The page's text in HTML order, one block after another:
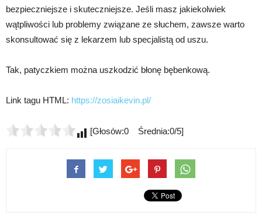
bezpieczniejsze i skuteczniejsze. Jeśli masz jakiekolwiek
wątpliwości lub problemy związane ze słuchem, zawsze warto
skonsultować się z lekarzem lub specjalistą od uszu.
Tak, patyczkiem można uszkodzić błonę bębenkową.
Link tagu HTML: https://zosiaikevin.pl/
[Głosów:0 Średnia:0/5]